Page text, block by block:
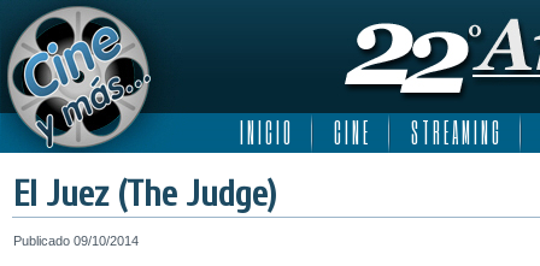
I N I C I O C I N E S T R E A M I N G
El Juez (The Judge)
Publicado 09/10/2014